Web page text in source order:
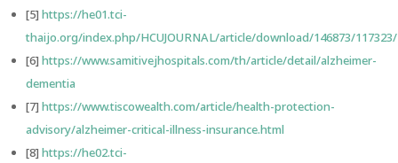
[5]https://he01.tci-
thaijo.org/index.php/HCUJOURNAL/article/download/146873/
[6]https://www.samitivejhospitals.com/th/article/detail/alzheimer-
dementia
[7]https://www.tiscowealth.com/article/health-protection-
advisory/alzheimer-critical-illness-insurance.html
[8]https://he02.tci-